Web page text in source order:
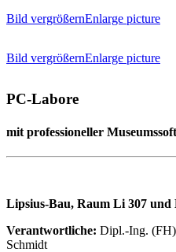
Bild vergrößernEnlarge picture
Bild vergrößernEnlarge picture
PC-Labore
mit professioneller
Lipsius-Bau, Raum Li 307
Verantwortliche: Dipl.-Ing.
Schmidt